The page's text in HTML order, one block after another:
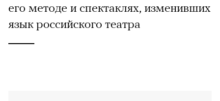
его методе и спектаклях, изменивших
язык российского театра